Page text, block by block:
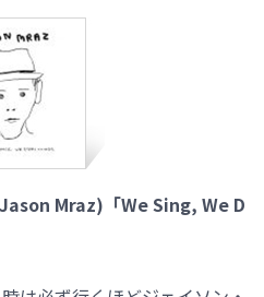
Mraz)「We Sing, We D